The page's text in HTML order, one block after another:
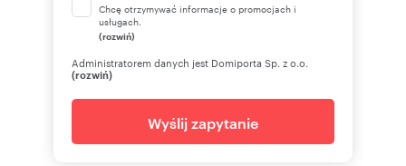
Chcę otrzymywać informacje o promocjach i
usługach.
(rozwiń)
Administratorem danych jest Domiporta Sp. z o.o.
(rozwiń)
Wyślij zapytanie